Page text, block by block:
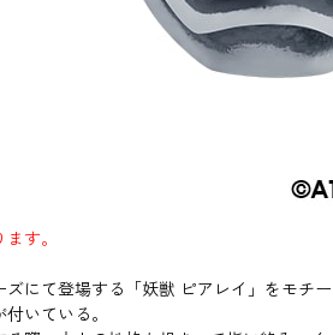
す。
ズにて登場する「妖獣 ピアレイ」をモ
いている。